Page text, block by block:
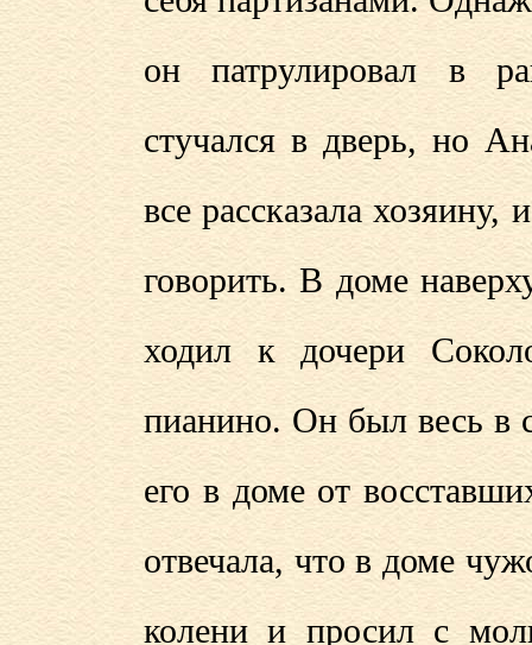
он патрулировал в
стучался в дверь, но
все рассказала
говорить. В доме
ходил к дочери
пианино. Он был весь в
его в доме от
отвечала, что в доме
колени и просил с